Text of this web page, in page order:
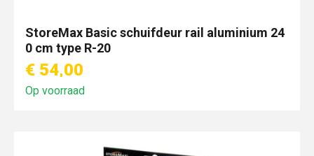
StoreMax Basic schuifdeur rail aluminium 24
0 cm type R-20
€ 54,00
Op voorraad